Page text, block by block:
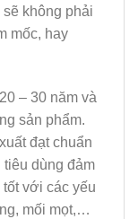
không phải
mốc, hay
– 30 năm và
sản phẩm.
đạt chuẩn
dùng đảm
với các yếu
mối mọt,…